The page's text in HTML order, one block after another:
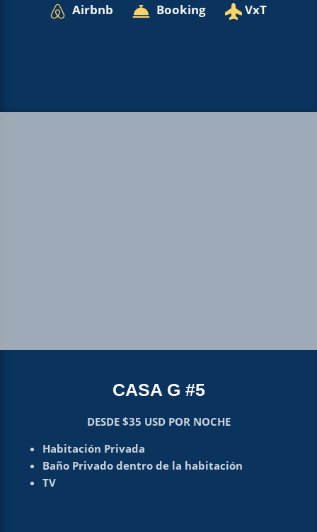
Airbnb Booking VxT
CASA G #5
DESDE $35 USD POR NOCHE
Habitación Privada
Baño Privado dentro de la habitación
TV